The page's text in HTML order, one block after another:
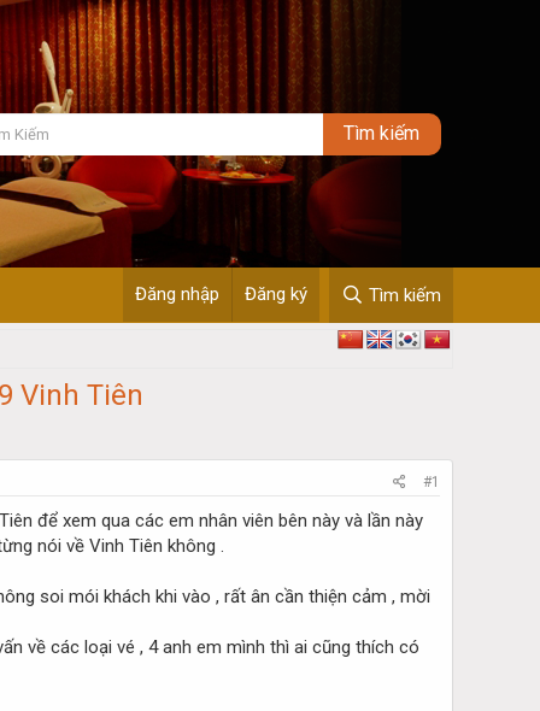
Đăng nhập Đăng ký Tìm kiếm
Vinh Tiên
#1
để xem qua các em nhân viên bên này và lần này
nói về Vinh Tiên không .
soi mói khách khi vào , rất ân cần thiện cảm , mời
về các loại vé , 4 anh em mình thì ai cũng thích có